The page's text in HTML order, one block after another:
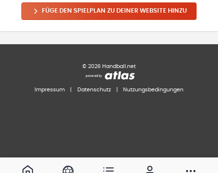
FÜGE DEN SPIELPLAN ZU DEINER WEBSITE HINZU
© 2026 Handball.net
Impressum Datenschutz Nutzungsbedingungen